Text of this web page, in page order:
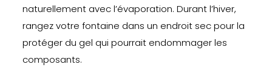
naturellement avec l’évaporation. Durant l’hiver,
rangez votre fontaine dans un endroit sec pour la
protéger du gel qui pourrait endommager les
composants.